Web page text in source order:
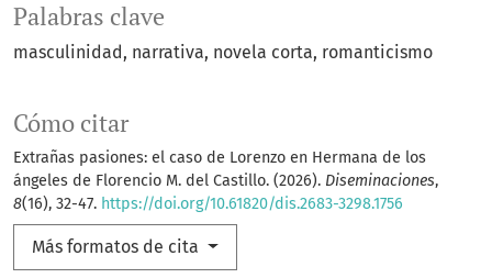
Palabras clave
masculinidad narrativa novela corta romanticismo
Cómo citar
Extrañas pasiones: el caso de Lorenzo en Hermana de los
ángeles de Florencio M. del Castillo. (2026). Diseminaciones,
8(16), 32-47. https://doi.org/10.61820/dis.2683-3298.1756
Más formatos de cita